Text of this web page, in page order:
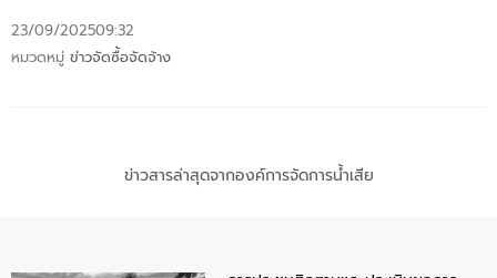
23/09/202509:32
หมวดหมู่ ข่าวจัดซื้อจัดจ้าง
ข่าวสารล่าสุดจากองค์การจัดการน้ำเสีย